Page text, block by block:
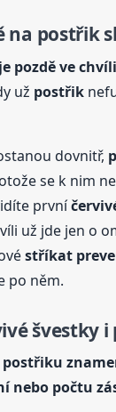
na postřik
pozdě ve
už postřik
dovnitř,
se k nim
první
už jde jen o
stříkat
po něm.
švestky i
postřiku
nebo počtu